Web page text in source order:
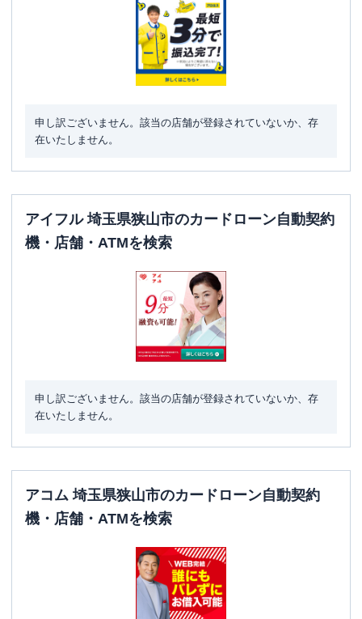
埼玉県狭山市中央２－１－１
申し訳ございません。該当の店舗が登録されていないか、存
在いたしません。
アイフル 埼玉県狭山市のカードローン自動契約
機・店舗・ATMを検索
申し訳ございません。該当の店舗が登録されていないか、存
在いたしません。
アコム 埼玉県狭山市のカードローン自動契約
機・店舗・ATMを検索